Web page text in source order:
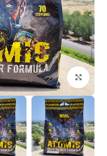
بزرگنمایی تصویر